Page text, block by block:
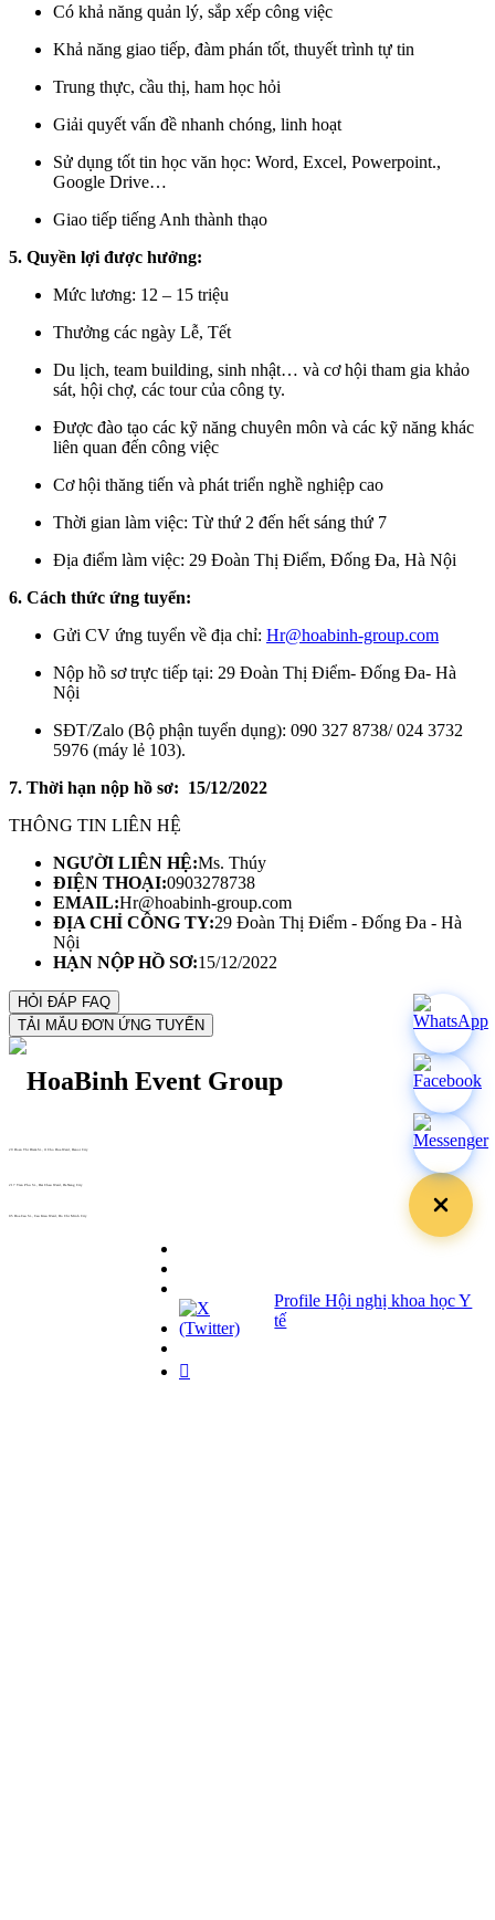
Có khả năng quản lý, sắp xếp công việc
Khả năng giao tiếp, đàm phán tốt, thuyết trình tự tin
Trung thực, cầu thị, ham học hỏi
Giải quyết vấn đề nhanh chóng, linh hoạt
Sử dụng tốt tin học văn học: Word, Excel, Powerpoint.,
Google Drive…
Giao tiếp tiếng Anh thành thạo
5. Quyền lợi được hưởng:
Mức lương: 12 – 15 triệu
Thưởng các ngày Lễ, Tết
Du lịch, team building, sinh nhật… và cơ hội tham gia khảo
sát, hội chợ, các tour của công ty.
Được đào tạo các kỹ năng chuyên môn và các kỹ năng khác
liên quan đến công việc
Cơ hội thăng tiến và phát triển nghề nghiệp cao
Thời gian làm việc: Từ thứ 2 đến hết sáng thứ 7
Địa điểm làm việc: 29 Đoàn Thị Điểm, Đống Đa, Hà Nội
6. Cách thức ứng tuyển:
Gửi CV ứng tuyển về địa chỉ: Hr@hoabinh-group.com
Nộp hồ sơ trực tiếp tại: 29 Đoàn Thị Điểm- Đống Đa- Hà
Nội
SĐT/Zalo (Bộ phận tuyển dụng): 090 327 8738/ 024 3732
5976 (máy lẻ 103).
7. Thời hạn nộp hồ sơ: 15/12/2022
THÔNG TIN LIÊN HỆ
NGƯỜI LIÊN HỆ:Ms. Thúy
ĐIỆN THOẠI:0903278738
EMAIL:Hr@hoabinh-group.com
ĐỊA CHỈ CÔNG TY:29 Đoàn Thị Điểm - Đống Đa - Hà
Nội
HẠN NỘP HỒ SƠ:15/12/2022
29 Doan Thi Diem St., O Cho Dua Ward, Hanoi City
217 Tran Phu St., Hai Chau Ward, Da Nang City
05 Hoa Cau St., Cau Kieu Ward, Ho Chi Minh City
Profile Hội nghị khoa học Y
tế